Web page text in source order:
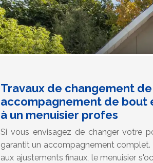
Travaux de changement
accompagnement de bout
à un menuisier profes
Si vous envisagez de changer votre
garantit un accompagnement
aux ajustements finaux, le menuisier